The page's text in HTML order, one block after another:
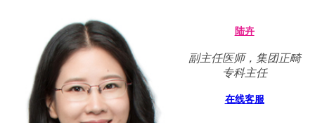
陆卉
副主任医师，集团正畸
专科主任
在线客服